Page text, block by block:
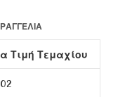
Τιμή Τεμαχίου